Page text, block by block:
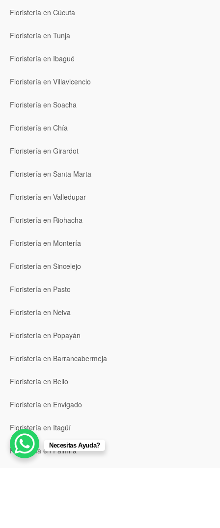
Floristería en Cúcuta
Floristería en Tunja
Floristería en Ibagué
Floristería en Villavicencio
Floristería en Soacha
Floristería en Chía
Floristería en Girardot
Floristería en Santa Marta
Floristería en Valledupar
Floristería en Riohacha
Floristería en Montería
Floristería en Sincelejo
Floristería en Pasto
Floristería en Neiva
Floristería en Popayán
Floristería en Barrancabermeja
Floristería en Bello
Floristería en Envigado
Floristería en Itagüí
Floristería en Palmira
Necesitas Ayuda?